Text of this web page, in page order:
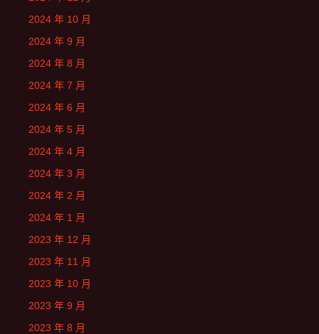
2024 年 10 月
2024 年 9 月
2024 年 8 月
2024 年 7 月
2024 年 6 月
2024 年 5 月
2024 年 4 月
2024 年 3 月
2024 年 2 月
2024 年 1 月
2023 年 12 月
2023 年 11 月
2023 年 10 月
2023 年 9 月
2023 年 8 月